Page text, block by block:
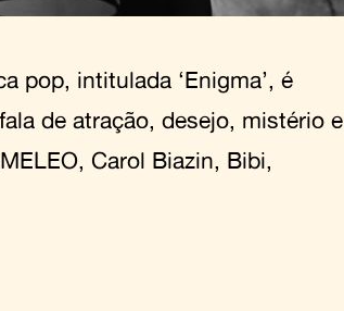
pop, intitulada ‘Enigma’, é
de atração, desejo, mistério e
Carol Biazin, Bibi,